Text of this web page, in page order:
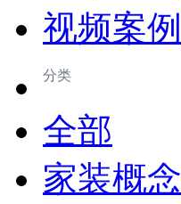
视频案例
分类
全部
家装概念